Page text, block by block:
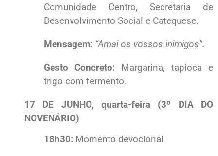
Comunidade Centro, Secretaria de
Desenvolvimento Social e Catequese.
Mensagem: “Amai os vossos inimigos”.
Gesto Concreto: Margarina, tapioca e
trigo com fermento.
17 DE JUNHO, quarta-feira (3º DIA DO
NOVENÁRIO)
18h30: Momento devocional